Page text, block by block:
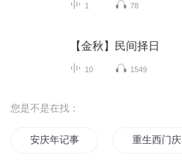
1 78
【金秋】民间择日
10 1549
您是不是在找：
安庆年记事 重生西门庆